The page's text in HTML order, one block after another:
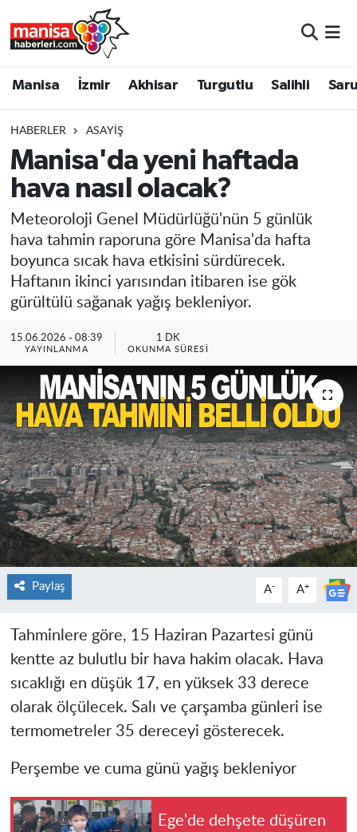
Manisa İzmir Akhisar Turgutlu Salihli
HABERLER ASAYIŞ
Manisa'da yeni haftada
hava nasıl olacak?
Meteoroloji Genel Müdürlüğü'nün 5 günlük
hava tahmin raporuna göre Manisa'da hafta
boyunca sıcak hava etkisini sürdürecek.
Haftanın ikinci yarısından itibaren ise gök
gürültülü sağanak yağış bekleniyor.
15.06.2026 - 08:39
YAYINLANMA
1 DK
OKUNMA SÜRESI
Paylaş A- A+
Tahminlere göre, 15 Haziran Pazartesi günü
kentte az bulutlu bir hava hakim olacak. Hava
sıcaklığı en düşük 17, en yüksek 33 derece
olarak ölçülecek. Salı ve çarşamba günleri ise
termometreler 35 dereceyi gösterecek.
Perşembe ve cuma günü yağış bekleniyor
Ege'de dehşete düşüren
Turgutlu
Salihli
Saruhanlı
Soma
Resmi İlanlar
Manisa Nöbetçi Eczaneler
Manisa Trafik Yoğunluk Haritası
Süper Lig Puan Durumu ve Fikstür
Tüm Manşetler
Son Dakika Haberleri
Haber Arşivi